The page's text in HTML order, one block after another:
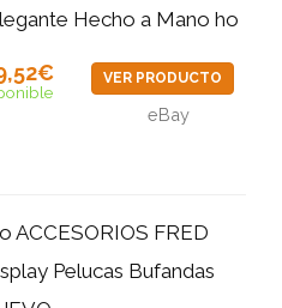
Hecho a Mano ho
VER PRODUCTO
eBay
FRED
Pelucas Bufandas